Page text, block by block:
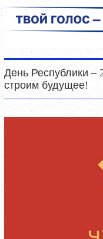
День Республики –
строим будущее!